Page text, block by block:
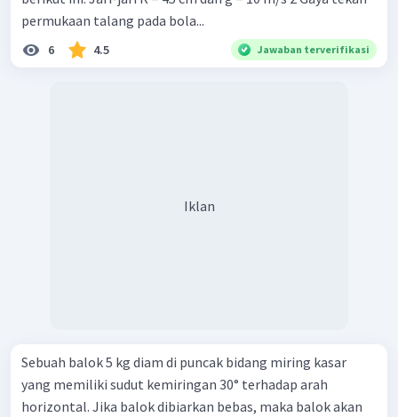
permukaan talang pada bola...
6 4.5 Jawaban terverifikasi
Iklan
Sebuah balok 5 kg diam di puncak bidang miring kasar
yang memiliki sudut kemiringan 30° terhadap arah
horizontal. Jika balok dibiarkan bebas, maka balok akan